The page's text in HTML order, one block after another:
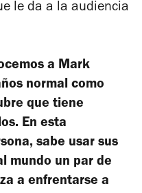
le da a la audiencia
a Mark
normal como
que tiene
En esta
sabe usar sus
mundo un par de
a enfrentarse a